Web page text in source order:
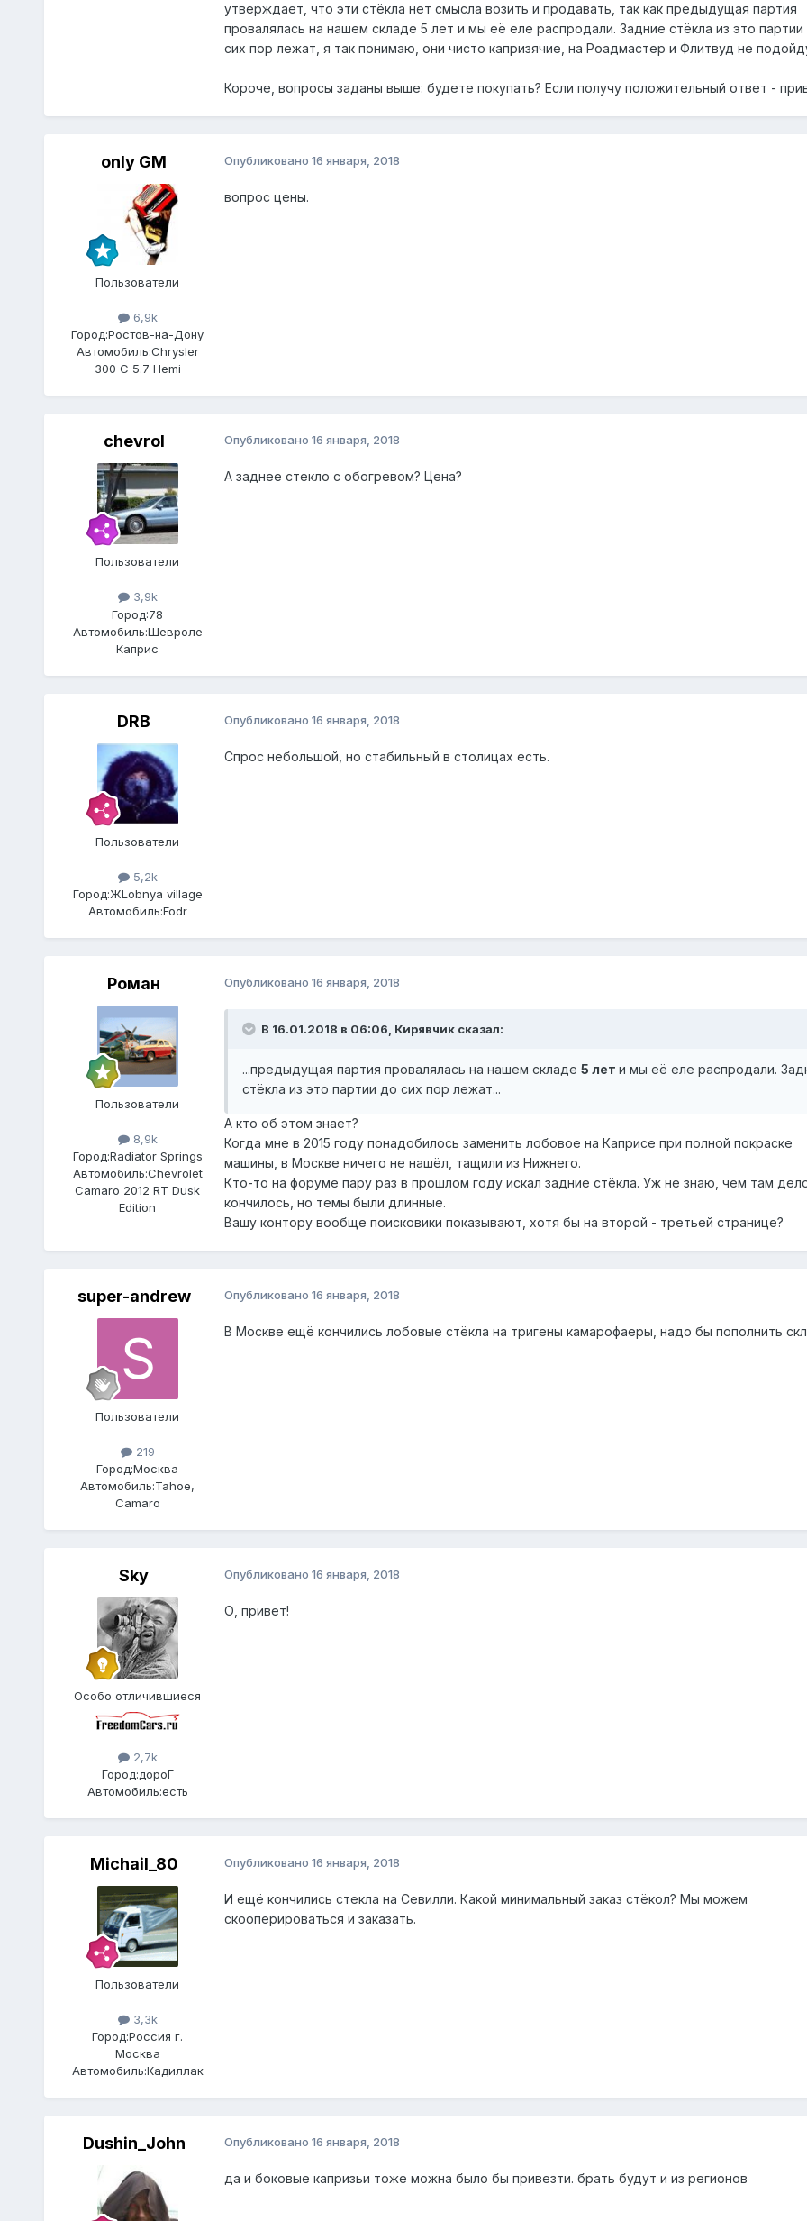
утверждает, что эти стёкла нет смысла возить и продавать, так как предыдущая партия
провалялась на нашем складе 5 лет и мы её еле распродали. Задние стёкла из это
сих пор лежат, я так понимаю, они чисто капризячие, на Роадмастер и Флитвуд не
Короче, вопросы заданы выше: будете покупать? Если получу положительный ответ -
only GM
Пользователи
6,9k
Город:Ростов-на-Дону
Автомобиль:Chrysler
300 C 5.7 Hemi
Опубликовано 16 января, 2018
вопрос цены.
chevrol
Пользователи
3,9k
Город:78
Автомобиль:Шевроле
Каприс
Опубликовано 16 января, 2018
А заднее стекло с обогревом? Цена?
DRB
Пользователи
5,2k
Город:ЖLobnya village
Автомобиль:Fodr
Опубликовано 16 января, 2018
Спрос небольшой, но стабильный в столицах есть.
Роман
Пользователи
8,9k
Город:Radiator Springs
Автомобиль:Chevrolet
Camaro 2012 RT Dusk
Edition
Опубликовано 16 января, 2018
В 16.01.2018 в 06:06, Кирявчик сказал:
...предыдущая партия провалялась на нашем складе 5 лет и мы её еле распродали.
стёкла из это партии до сих пор лежат...
А кто об этом знает?
Когда мне в 2015 году понадобилось заменить лобовое на Каприсе при полной покраске
машины, в Москве ничего не нашёл, тащили из Нижнего.
Кто-то на форуме пару раз в прошлом году искал задние стёкла. Уж не знаю, чем там
кончилось, но темы были длинные.
Вашу контору вообще поисковики показывают, хотя бы на второй - третьей странице?
super-andrew
Пользователи
219
Город:Москва
Автомобиль:Tahoe,
Camaro
Опубликовано 16 января, 2018
В Москве ещё кончились лобовые стёкла на тригены камарофаеры, надо бы пополнить
Sky
Особо отличившиеся
2,7k
Город:дороГ
Автомобиль:есть
Опубликовано 16 января, 2018
О, привет!
Michail_80
Пользователи
3,3k
Город:Россия г.
Москва
Автомобиль:Кадиллак
Опубликовано 16 января, 2018
И ещё кончились стекла на Севилли. Какой минимальный заказ стёкол? Мы можем
скооперироваться и заказать.
Dushin_John Опубликовано 16 января, 2018
да и боковые капризьи тоже можна было бы привезти. брать будут и из регионов